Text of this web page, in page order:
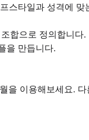
스타일과 성격에 맞
합으로 정의합니다.
을 만듭니다.
을 이용해보세요.